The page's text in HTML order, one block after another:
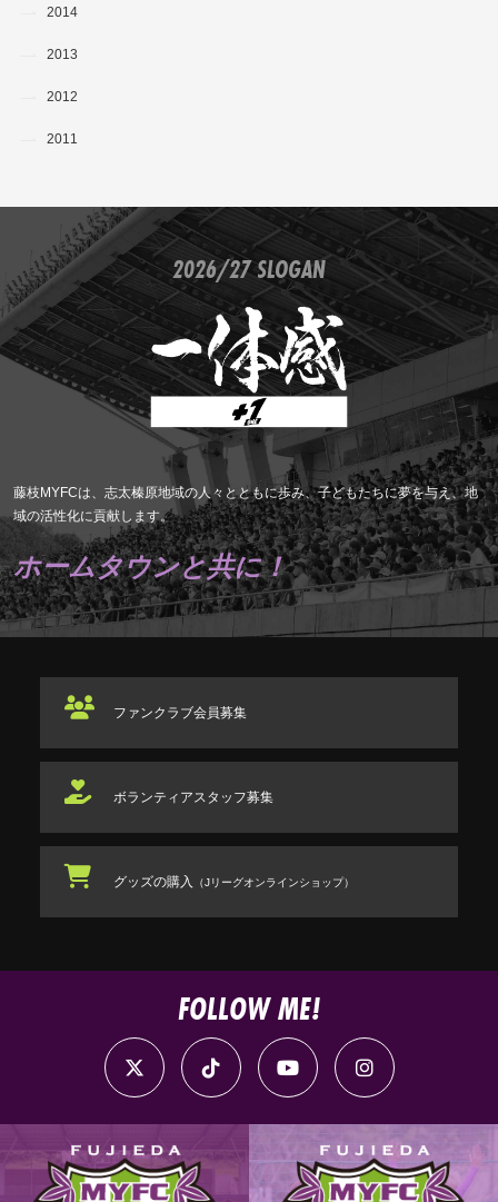
2014
2013
2012
2011
2026/27 SLOGAN
藤枝MYFCは、志太榛原地域の人々とともに歩み、子どもたちに夢を与え、地
域の活性化に貢献します。
ホームタウンと共に！
ファンクラブ会員募集
ボランティアスタッフ募集
グッズの購入 （Jリーグオンラインショップ）
FOLLOW ME!